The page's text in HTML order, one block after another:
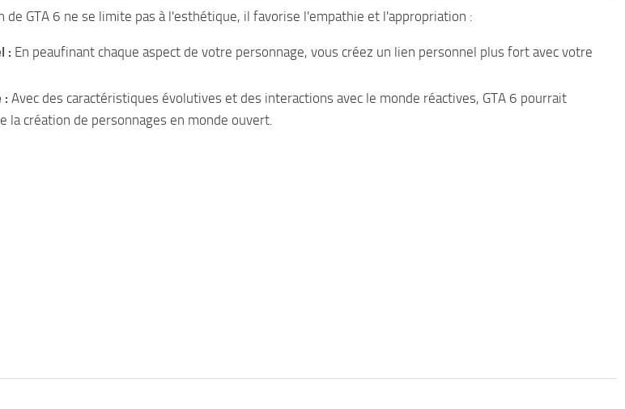
de GTA 6 ne se limite pas à l'esthétique, il favorise l'empathie et l'appropriation :
: En peaufinant chaque aspect de votre personnage, vous créez un lien personnel plus fort avec votre
: Avec des caractéristiques évolutives et des interactions avec le monde réactives, GTA 6 pourrait
la création de personnages en monde ouvert.